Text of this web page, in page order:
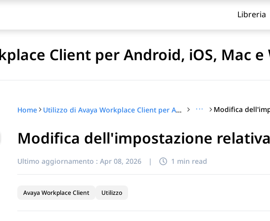
Libreria
Client per Android, iOS, Mac e
per titolo
Home Utilizzo di Avaya Workplace Client per Android, iOS, Mac e Windows ···
Modifica dell'impostazione
Ultimo aggiornamento : Apr 08, 2026 | 1 min read
Avaya Workplace Client Utilizzo